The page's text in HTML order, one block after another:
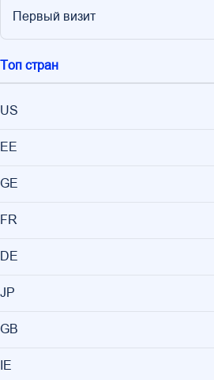
Первый визит
Топ стран
US
EE
GE
FR
DE
JP
GB
IE